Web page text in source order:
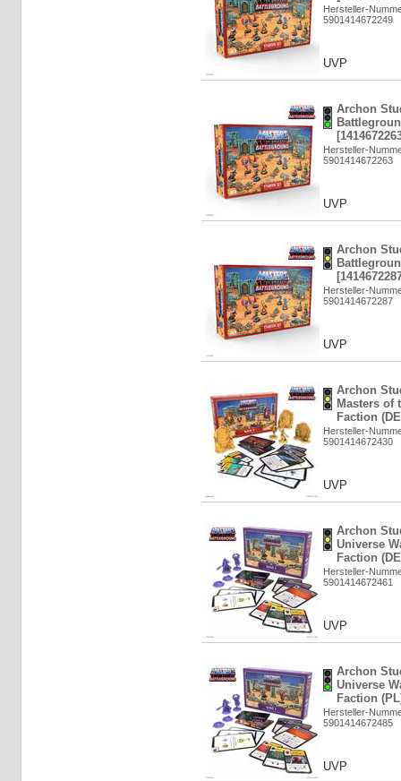
Hersteller-
5901414672249
UVP
Archon
Hersteller-
5901414672263
UVP
Archon
Hersteller-
5901414672287
UVP
Archon
Masters of
Faction
Hersteller-
5901414672430
UVP
Archon
Universe
Faction
Hersteller-
5901414672461
UVP
Archon
Universe
Faction
Hersteller-
5901414672485
UVP